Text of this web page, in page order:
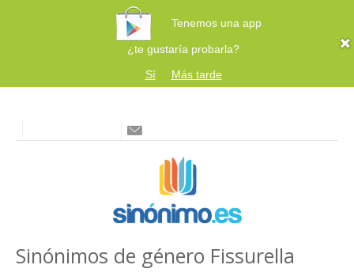
Tenemos una app
¿te gustaría probarla?
Sí
Más tarde
Sinónimos de género Fissurella